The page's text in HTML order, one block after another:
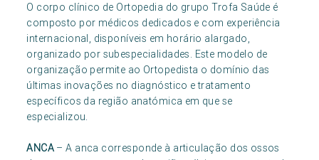
O corpo clínico de Ortopedia do grupo Trofa Saúde é
composto por médicos dedicados e com experiência
internacional, disponíveis em horário alargado,
organizado por subespecialidades. Este modelo de
organização permite ao Ortopedista o domínio das
últimas inovações no diagnóstico e tratamento
específicos da região anatómica em que se
especializou.
ANCA – A anca corresponde à articulação dos ossos